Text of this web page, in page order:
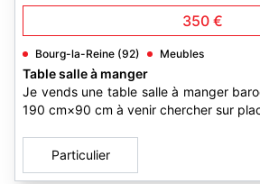
350 €
Bourg-la-Reine (92) Meubles
Table salle à manger
Je vends une table salle à manger
190 cm×90 cm à venir chercher sur
Particulier